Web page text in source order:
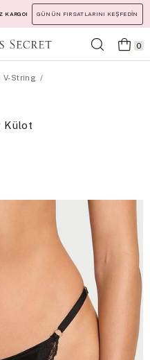
KARGO! GÜNÜN FIRSATLARINI KEŞFEDİN
0
V-String
Külot